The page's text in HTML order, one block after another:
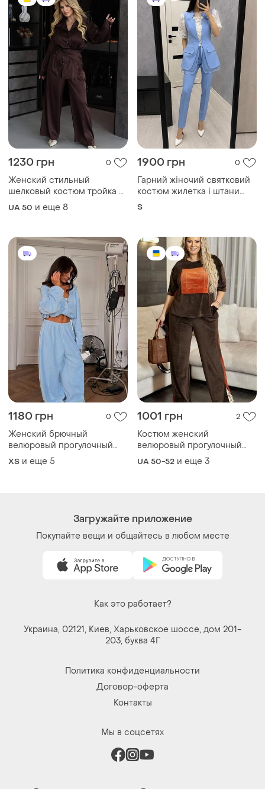
1230 грн
Женский стильный
шелковый костюм тройка с
косинкой в комплекте
UA 50 и еще
1900 грн 0
Гарний жіночий святковий
костюм жилетка і штани
брюки літній
1180 грн 0
Женский брючный
велюровый прогулочный
костюм
ХS и еще 5
1001 грн 2
Костюм женский
велюровый прогулочный
футболка, брюки батал
50/52, 54/56, 58/60, 62/64
UA 50-52 и еще 3
Загружайте приложение
Покупайте вещи и общайтесь в любом месте
Как это работает?
Украина, 02121, Киев, Харьковское шоссе, дом 201-
203, буква 4Г
Политика конфиденциальности
Контакты
© 2026Shafa.ua